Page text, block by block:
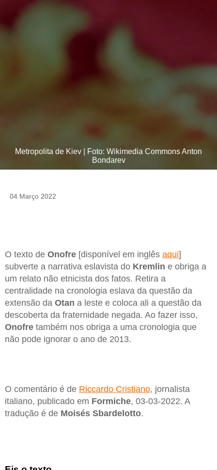
Metropolita de Kiev | Foto: Wikimedia Commons Anton
Bondarev
04 Março 2022
O texto de Onofre [disponível em inglês aqui]
subverte a narrativa eslavista do Kremlin e obriga a
um relato não etnicista dos fatos. Retira a
centralidade na cronologia eslava da questão da
extensão da Otan a leste e coloca ali a questão da
descoberta da fraternidade negada. Ao fazer isso,
Onofre também nos obriga a uma cronologia que
não pode ignorar o ano de 2013.
O comentário é de Riccardo Cristiano, jornalista
italiano, publicado em Formiche, 03-03-2022. A
tradução é de Moisés Sbardelotto.